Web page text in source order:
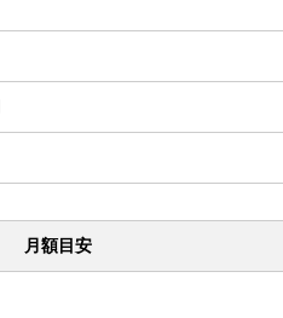
月額目安